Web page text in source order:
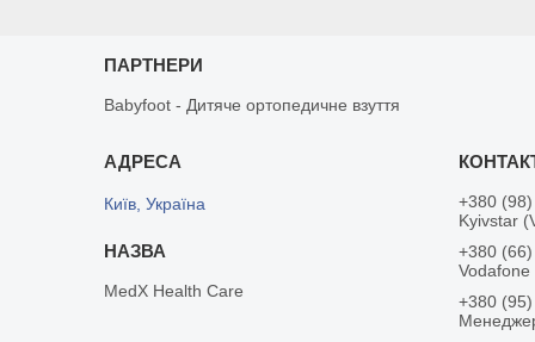
ПАРТНЕРИ
Babyfoot - Дитяче ортопедичне взуття
Київ, Україна
MedX Health Care
+380
Kyivstar
+380
Vodafone
+380